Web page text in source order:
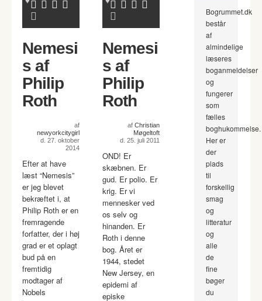
Nemesi
s af
Philip
Roth
af
newyorkcitygirl
d. 27. oktober
2014
Efter at have
læst “Nemesis”
er jeg blevet
bekræftet i, at
Philip Roth er en
fremragende
forfatter, der i høj
grad er et oplagt
bud på en
fremtidig
modtager af
Nobels
Nemesi
s af
Philip
Roth
af Christian
Møgeltoft
d. 25. juli 2011
OND! Er
skæbnen. Er
gud. Er polio. Er
krig. Er vi
mennesker ved
os selv og
hinanden. Er
Roth i denne
bog. Året er
1944, stedet
New Jersey, en
epidemi af
episke
Bogrummet.dk
består
af
almindelige
læseres
boganmeldelser
og
fungerer
som
fælles
boghukommelse.
Her er
der
plads
til
forskellig
smag
og
litteratur
og
alle
de
fine
bøger
du